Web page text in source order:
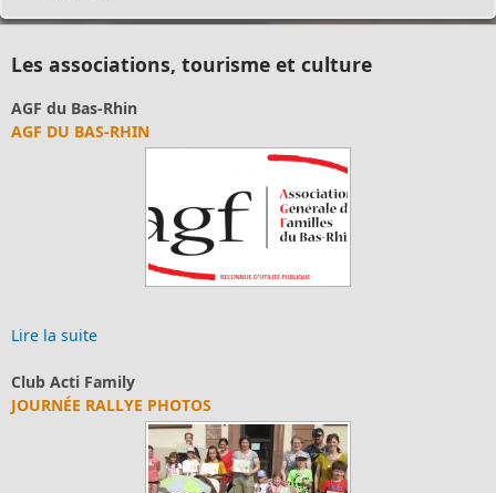
Les associations, tourisme et culture
AGF du Bas-Rhin
AGF DU BAS-RHIN
Lire la suite
Club Acti Family
JOURNÉE RALLYE PHOTOS